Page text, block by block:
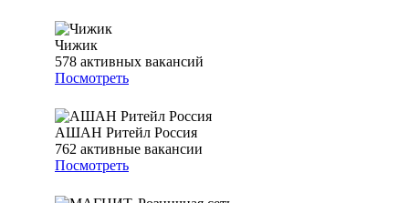
Чижик
578 активных вакансий
Посмотреть
АШАН Ритейл Россия
762 активные вакансии
Посмотреть